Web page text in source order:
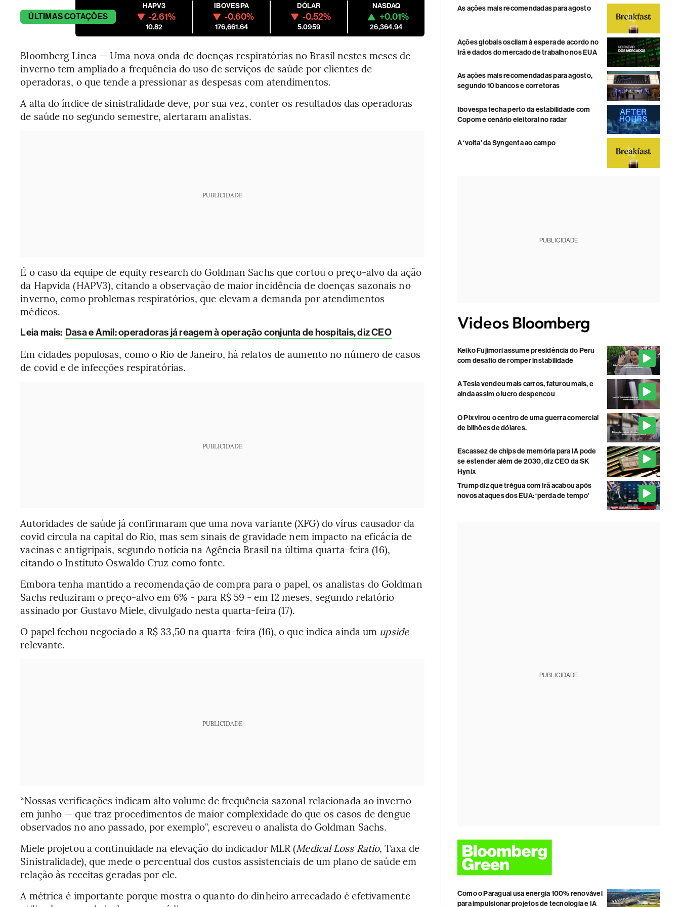
ÚLTIMASCOTAÇÕES
HAPV3
-2.61%
10.82
IBOVESPA
-0.60%
176,661.64
DÓLAR
-0.52%
5.0959
NASDAQ
+0.01%
26,364.94
Bloomberg Línea — Uma nova onda de doenças respiratórias no Brasil nestes meses de
inverno tem ampliado a frequência do uso de serviços de saúde por clientes de
operadoras, o que tende a pressionar as despesas com atendimentos.
A alta do índice de sinistralidade deve, por sua vez, conter os resultados das operadoras
de saúde no segundo semestre, alertaram analistas.
PUBLICIDADE
É o caso da equipe de equity research do Goldman Sachs que cortou o preço-alvo da ação
da Hapvida (HAPV3), citando a observação de maior incidência de doenças sazonais no
inverno, como problemas respiratórios, que elevam a demanda por atendimentos
médicos.
Leia mais: Dasa e Amil: operadoras já reagem à operação conjunta de hospitais, diz CEO
Em cidades populosas, como o Rio de Janeiro, há relatos de aumento no número de casos
de covid e de infecções respiratórias.
PUBLICIDADE
Autoridades de saúde já confirmaram que uma nova variante (XFG) do vírus causador da
covid circula na capital do Rio, mas sem sinais de gravidade nem impacto na eficácia de
vacinas e antigripais, segundo notícia na Agência Brasil na última quarta-feira (16),
citando o Instituto Oswaldo Cruz como fonte.
Embora tenha mantido a recomendação de compra para o papel, os analistas do Goldman
Sachs reduziram o preço-alvo em 6% - para R$ 59 - em 12 meses, segundo relatório
assinado por Gustavo Miele, divulgado nesta quarta-feira (17).
O papel fechou negociado a R$ 33,50 na quarta-feira (16), o que indica ainda um upside
relevante.
PUBLICIDADE
“Nossas verificações indicam alto volume de frequência sazonal relacionada ao inverno
em junho — que traz procedimentos de maior complexidade do que os casos de dengue
observados no ano passado, por exemplo", escreveu o analista do Goldman Sachs.
Miele projetou a continuidade na elevação do indicador MLR (Medical Loss Ratio, Taxa de
Sinistralidade), que mede o percentual dos custos assistenciais de um plano de saúde em
relação às receitas geradas por ele.
A métrica é importante porque mostra o quanto do dinheiro arrecadado é efetivamente
As ações mais recomendadas para agosto
Ações globais oscilam à espera de acordo no
Irã e dados do mercado de trabalho nos EUA
As ações mais recomendadas para agosto,
segundo 10 bancos e corretoras
Ibovespa fecha perto da estabilidade com
Copom e cenário eleitoral no radar
A ‘volta’ da Syngenta ao campo
PUBLICIDADE
Keiko Fujimori assume presidência do Peru
com desafio de romper instabilidade
A Tesla vendeu mais carros, faturou mais, e
ainda assim o lucro despencou
O Pix virou o centro de uma guerra comercial
de bilhões de dólares.
Escassez de chips de memória para IA pode
se estender além de 2030, diz CEO da SK
Hynix
Trump diz que trégua com Irã acabou após
novos ataques dos EUA: ‘perda de tempo'
PUBLICIDADE
Como o Paraguai usa energia 100% renovável
para impulsionar projetos de tecnologia e IA